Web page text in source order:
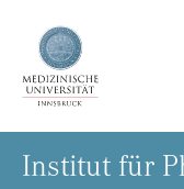
Forschung
In­sti­tut für